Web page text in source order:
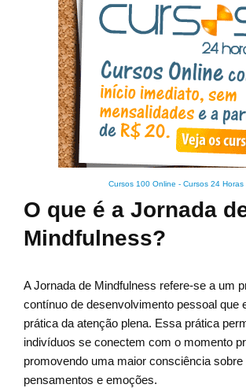
Cursos 100 Online - Cursos 24 Horas
O que é a Jornada
Mindfulness?
A Jornada de Mindfulness refere-se a um
contínuo de desenvolvimento pessoal que
prática da atenção plena. Essa prática
indivíduos se conectem com o momento
promovendo uma maior consciência sobre
pensamentos e emoções.